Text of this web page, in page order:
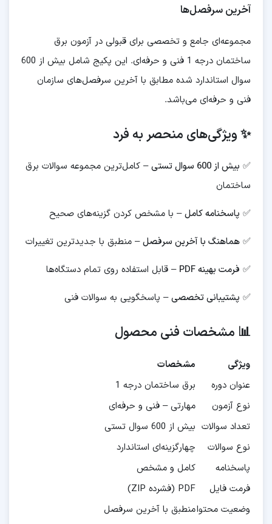
آخرین سرفصل‌ها
مجموعه‌ای جامع و تخصصی برای قبولی در آزمون برق
ساختمان درجه 1 فنی و حرفه‌ای. این پکیج شامل بیش از 600
سوال استاندارد شده مطابق با آخرین سرفصل‌های سازمان
فنی و حرفه‌ای می‌باشد.
✨ ویژگی‌های منحصر به فرد
✅ بیش از 600 سوال تستی
– کامل‌ترین مجموعه سوالات برق
ساختمان
✅ پاسخنامه کامل– با مشخص کردن گزینه‌های صحیح
✅ هماهنگ با آخرین سرفصل– منطبق با جدیدترین تغییرات
✅ فرمت بهینه PDF
– قابل استفاده روی تمام دستگاه‌ها
✅ پشتیبانی تخصصی– پاسخگویی به سوالات فنی
📊 مشخصات فنی محصول
ویژگی
مشخصات
عنوان دوره
برق ساختمان درجه 1
نوع آزمون
مهارتی – فنی و حرفه‌ای
تعداد سوالات بیش از 600 سوال تستی
نوع سوالات
چهارگزینه‌ای استاندارد
پاسخنامه
کامل و مشخص
فرمت فایل
PDF (فشرده ZIP)
وضعیت محتوامنطبق با آخرین سرفصل